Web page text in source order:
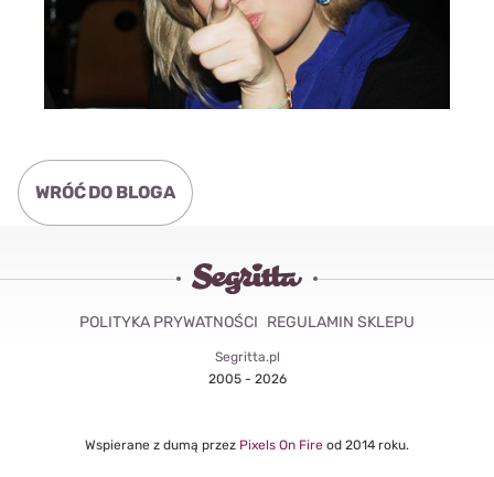
WRÓĆ DO BLOGA
Segritta.pl
2005 - 2026
POLITYKA PRYWATNOŚCI REGULAMIN SKLEPU
Wspierane z dumą przez Pixels On Fire od 2014 roku.